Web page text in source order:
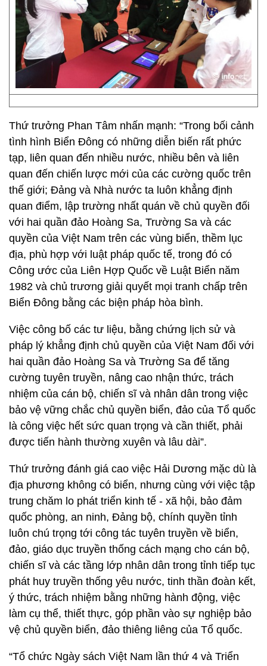
Thứ trưởng Phan Tâm nhấn mạnh: “Trong bối cảnh
tình hình Biển Đông có những diễn biến rất phức
tạp, liên quan đến nhiều nước, nhiều bên và liên
quan đến chiến lược mới của các cường quốc trên
thế giới; Đảng và Nhà nước ta luôn khẳng định
quan điểm, lập trường nhất quán về chủ quyền đối
với hai quần đảo Hoàng Sa, Trường Sa và các
quyền của Việt Nam trên các vùng biển, thềm lục
địa, phù hợp với luật pháp quốc tế, trong đó có
Công ước của Liên Hợp Quốc về Luật Biển năm
1982 và chủ trương giải quyết mọi tranh chấp trên
Biển Đông bằng các biện pháp hòa bình.
Việc công bố các tư liệu, bằng chứng lịch sử và
pháp lý khẳng định chủ quyền của Việt Nam đối với
hai quần đảo Hoàng Sa và Trường Sa để tăng
cường tuyên truyền, nâng cao nhận thức, trách
nhiệm của cán bộ, chiến sĩ và nhân dân trong việc
bảo vệ vững chắc chủ quyền biển, đảo của Tổ quốc
là công việc hết sức quan trọng và cần thiết, phải
được tiến hành thường xuyên và lâu dài”.
Thứ trưởng đánh giá cao việc Hải Dương mặc dù là
địa phương không có biển, nhưng cùng với việc tập
trung chăm lo phát triển kinh tế - xã hội, bảo đảm
quốc phòng, an ninh, Đảng bộ, chính quyền tỉnh
luôn chú trọng tới công tác tuyên truyền về biển,
đảo, giáo dục truyền thống cách mạng cho cán bộ,
chiến sĩ và các tầng lớp nhân dân trong tỉnh tiếp tục
phát huy truyền thống yêu nước, tinh thần đoàn kết,
ý thức, trách nhiệm bằng những hành động, việc
làm cụ thể, thiết thực, góp phần vào sự nghiệp bảo
vệ chủ quyền biển, đảo thiêng liêng của Tổ quốc.
“Tổ chức Ngày sách Việt Nam lần thứ 4 và Triển